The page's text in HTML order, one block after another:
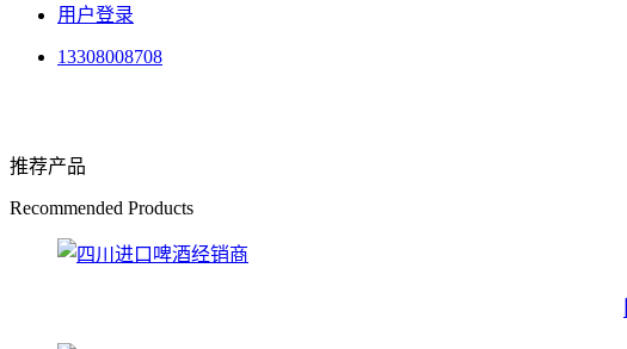
用户登录
13308008708
推荐产品
Recommended Products